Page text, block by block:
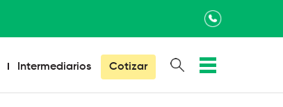
Intermediarios Cotizar